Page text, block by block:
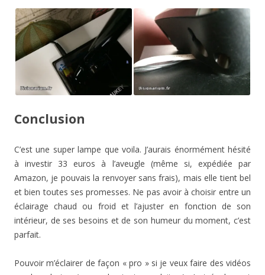
Conclusion
C’est une super lampe que voila. J’aurais énormément hésité
à investir 33 euros à l’aveugle (même si, expédiée par
Amazon, je pouvais la renvoyer sans frais), mais elle tient bel
et bien toutes ses promesses. Ne pas avoir à choisir entre un
éclairage chaud ou froid et l’ajuster en fonction de son
intérieur, de ses besoins et de son humeur du moment, c’est
parfait.
Pouvoir m’éclairer de façon « pro » si je veux faire des vidéos